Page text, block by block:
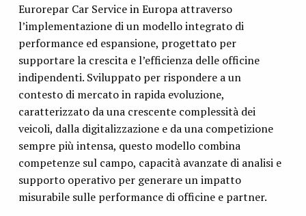
Eurorepar Car Service in Europa attraverso
l’implementazione di un modello integrato di
performance ed espansione, progettato per
supportare la crescita e l’efficienza delle officine
indipendenti. Sviluppato per rispondere a un
contesto di mercato in rapida evoluzione,
caratterizzato da una crescente complessità dei
veicoli, dalla digitalizzazione e da una competizione
sempre più intensa, questo modello combina
competenze sul campo, capacità avanzate di analisi e
supporto operativo per generare un impatto
misurabile sulle performance di officine e partner.